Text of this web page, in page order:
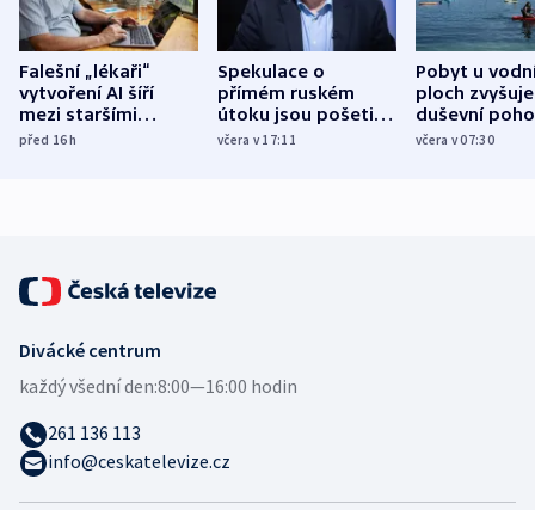
Falešní „lékaři“
vytvoření AI šíří
mezi staršími
Poláky nebezpečné
před 16h
Spekulace o
přímém ruském
útoku jsou pošetilé,
míní estonský
včera v 17:11
Pobyt u
ploch zvyšuje
duševní
ukázala
včera v 07:30
Divácké centrum
každý všední den:8:00—16:00 hodin
261 136 113
info@ceskatelevize.cz